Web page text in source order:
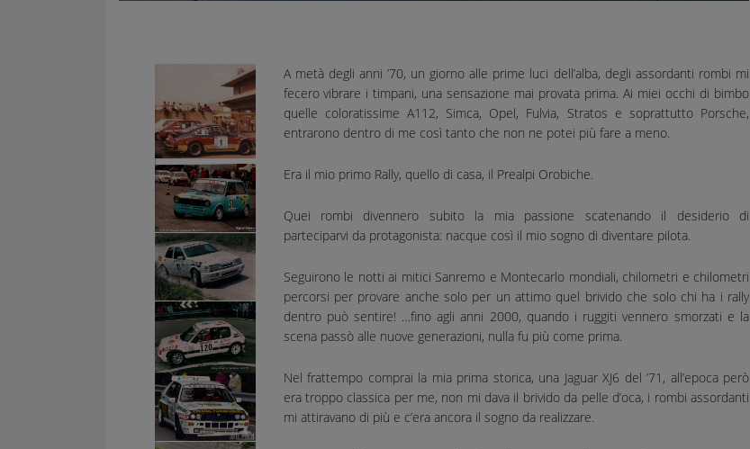
A metà degli anni ’70, un giorno alle prime luci dell’alba, degli assordanti rombi mi
fecero vibrare i timpani, una sensazione mai provata prima. Ai miei occhi di bimbo
quelle coloratissime A112, Simca, Opel, Fulvia, Stratos e soprattutto Porsche,
entrarono dentro di me così tanto che non ne potei più fare a meno.
Era il mio primo Rally, quello di casa, il Prealpi Orobiche.
Quei rombi divennero subito la mia passione scatenando il desiderio di
parteciparvi da protagonista: nacque così il mio sogno di diventare pilota.
Seguirono le notti ai mitici Sanremo e Montecarlo mondiali, chilometri e chilometri
percorsi per provare anche solo per un attimo quel brivido che solo chi ha i rally
dentro può sentire! …fino agli anni 2000, quando i ruggiti vennero smorzati e la
scena passò alle nuove generazioni, nulla fu più come prima.
Nel frattempo comprai la mia prima storica, una Jaguar XJ6 del ’71, all’epoca però
era troppo classica per me, non mi dava il brivido da pelle d’oca, i rombi assordanti
mi attiravano di più e c’era ancora il sogno da realizzare.